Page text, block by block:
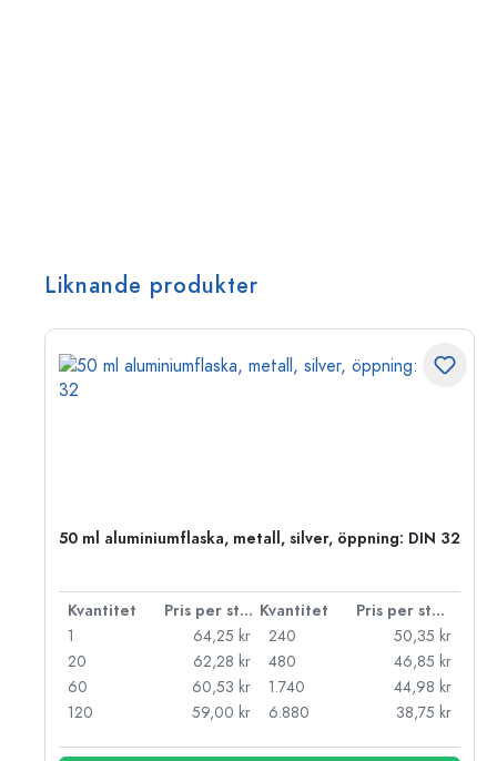
Liknande produkter
50 ml aluminiumflaska, metall, silver, öppning: DIN 32
Kvantitet Pris per styck Kvantitet
Pris per styck
1
64,25 kr
20
62,28 kr
60
60,53 kr
120
59,00 kr
240
50,35 kr
480
46,85 kr
1.740
44,98 kr
6.880
38,75 kr